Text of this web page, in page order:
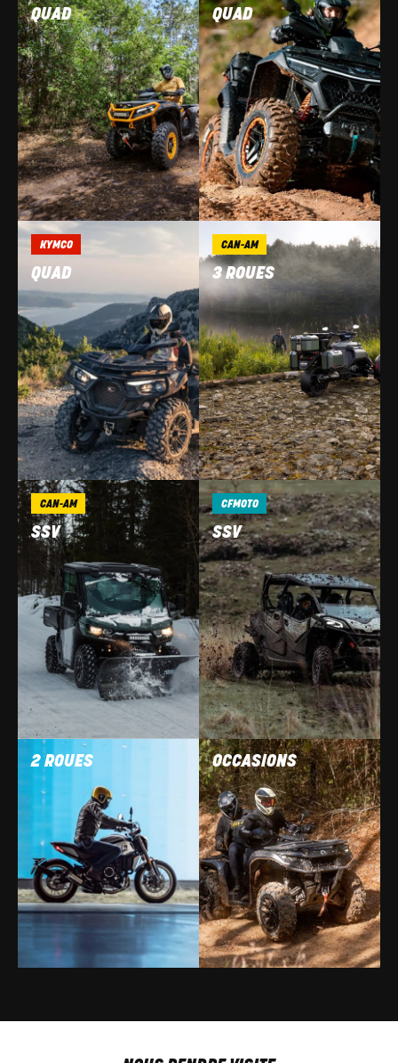
QUAD QUAD
KYMCO
QUAD
CAN-AM
3 ROUES
CAN-AM
SSV
CFMOTO
SSV
2 ROUES OCCASIONS